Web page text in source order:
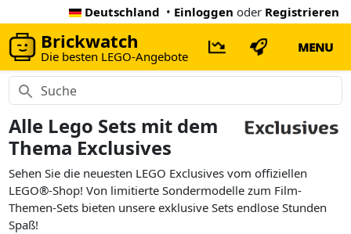
Deutschland • Einloggen oder Registrieren
Brickwatch
Die besten LEGO-Angebote
MENU
Alle Lego Sets mit dem
Thema Exclusives
Sehen Sie die neuesten LEGO Exclusives vom offiziellen
LEGO®-Shop! Von limitierte Sondermodelle zum Film-
Themen-Sets bieten unsere exklusive Sets endlose Stunden
Spaß!